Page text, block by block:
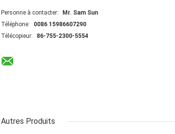
Personne à contacter:
Mr. Sam Sun
Téléphone:
0086 15986607290
Télécopieur:
86-755-2300-5554
Autres Produits